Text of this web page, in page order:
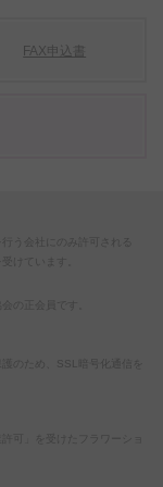
FAX申込書
う会社にのみ許可される
けています。
のため、SSL暗号化通信を
可」を受けたフラワーショ